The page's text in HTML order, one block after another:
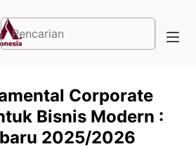
Cari
Corporate
Bisnis Modern :
2025/2026